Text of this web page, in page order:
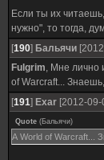
Если ты их
нужно", то тогда,
[190] Бальячи
Fulgrim, Мне лично
of Warcraft...
[191] Exar [2012-09-
Quote (Бальячи)
А World of Warcraft...